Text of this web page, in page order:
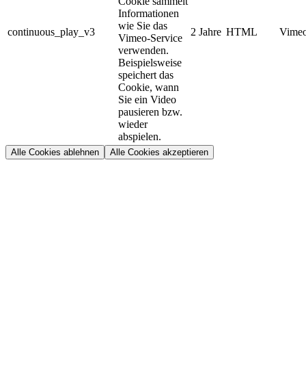
continuous_play_v3
Informationen
wie Sie das
Vimeo-Service
verwenden.
Beispielsweise
speichert das
Cookie, wann
Sie ein Video
pausieren bzw.
wieder
abspielen.
2 Jahre HTML
Alle Cookies ablehnen Alle Cookies akzeptieren